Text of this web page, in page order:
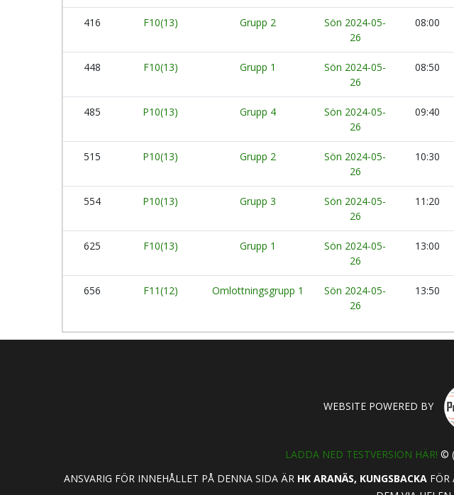
416 F10(13) Grupp 2
Sön 2024-05-
26
08:00
448 F10(13) Grupp 1
Sön 2024-05-
26
08:50
485 P10(13) Grupp 4
Sön 2024-05-
26
09:40
515 P10(13) Grupp 2
Sön 2024-05-
26
10:30
554 P10(13) Grupp 3
Sön 2024-05-
26
11:20
625 F10(13) Grupp 1
Sön 2024-05-
26
13:00
656 F11(12) Omlottningsgrupp 1
Sön 2024-05-
26
13:50
WEBSITE POWERED BY
LADDA NED TESTVERSION HÄR! ©
ANSVARIG FÖR INNEHÅLLET PÅ DENNA SIDA ÄR HK ARANÄS, KUNGSBACKAFÖR